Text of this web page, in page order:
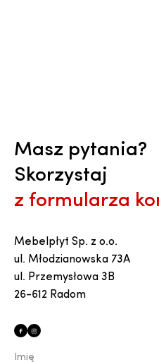
Masz pytania?
Skorzystaj
z formularza
Mebelpłyt Sp. z o.o.
ul. Młodzianowska 73A
ul. Przemysłowa 3B
26-612 Radom